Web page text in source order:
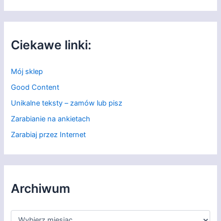
Ciekawe linki:
Mój sklep
Good Content
Unikalne teksty – zamów lub pisz
Zarabianie na ankietach
Zarabiaj przez Internet
Archiwum
A